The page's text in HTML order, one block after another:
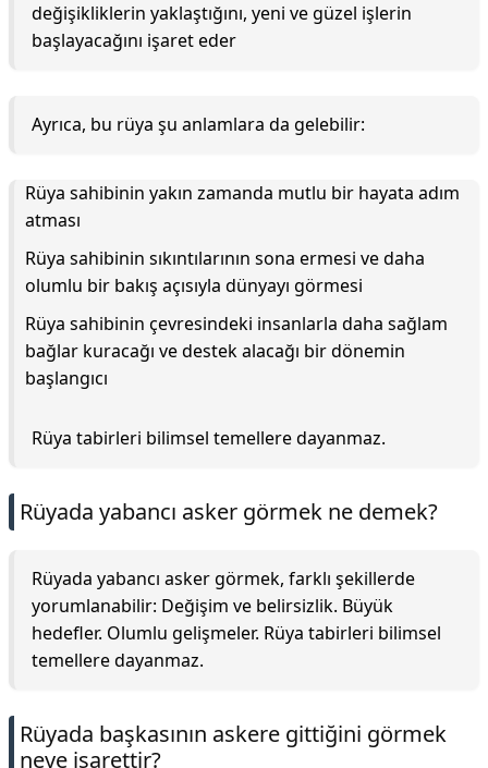
değişikliklerin yaklaştığını, yeni ve güzel işlerin
başlayacağını işaret eder
Ayrıca, bu rüya şu anlamlara da gelebilir:
Rüya sahibinin yakın zamanda mutlu bir hayata adım
atması
Rüya sahibinin sıkıntılarının sona ermesi ve daha
olumlu bir bakış açısıyla dünyayı görmesi
Rüya sahibinin çevresindeki insanlarla daha sağlam
bağlar kuracağı ve destek alacağı bir dönemin
başlangıcı
Rüya tabirleri bilimsel temellere dayanmaz.
Rüyada yabancı asker görmek ne demek?
Rüyada yabancı asker görmek, farklı şekillerde
yorumlanabilir: Değişim ve belirsizlik. Büyük
hedefler. Olumlu gelişmeler. Rüya tabirleri bilimsel
temellere dayanmaz.
Rüyada başkasının askere gittiğini görmek
neye işarettir?